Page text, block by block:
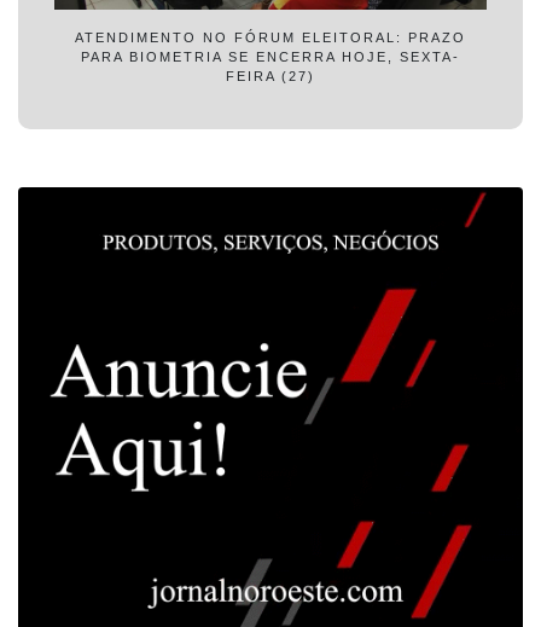
ATENDIMENTO NO FÓRUM ELEITORAL: PRAZO
PARA BIOMETRIA SE ENCERRA HOJE, SEXTA-
FEIRA (27)